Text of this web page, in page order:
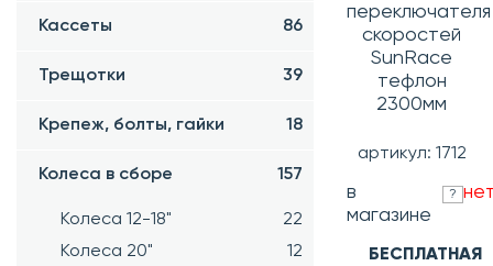
Кассеты 86
Трещотки 39
Крепеж, болты, гайки 18
Колеса в сборе 157
Колеса 12-18"
22
Колеса 20"
12
переключателя
скоростей
SunRace
тефлон
2300мм
артикул: 1712
в
магазине
?
БЕСПЛАТНАЯ